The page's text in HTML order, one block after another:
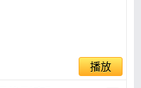
播放